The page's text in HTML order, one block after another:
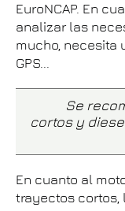
EuroNCAP. En
analizar las
mucho, necesita
GPS...
Se
cortos y
En cuanto al
trayectos cortos,